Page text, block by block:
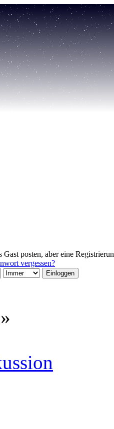
posten, aber eine
vergessen?
»